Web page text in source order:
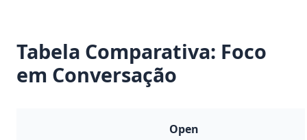
Tabela Comparativa: Foco
em Conversação
Open